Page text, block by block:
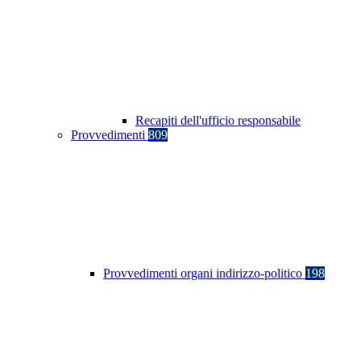
Recapiti dell'ufficio responsabile
Provvedimenti 809
Provvedimenti organi indirizzo-politico 198